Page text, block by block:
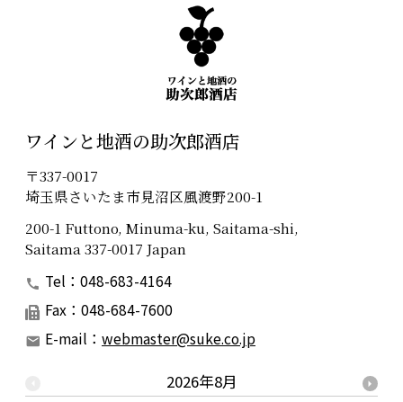
ワインと地酒の助次郎酒店
〒337-0017
埼玉県さいたま市見沼区風渡野200-1
200-1 Futtono, Minuma-ku, Saitama-shi,
Saitama 337-0017 Japan
Tel：048-683-4164
Fax：048-684-7600
E-mail： webmaster@suke.co.jp
2026年8月